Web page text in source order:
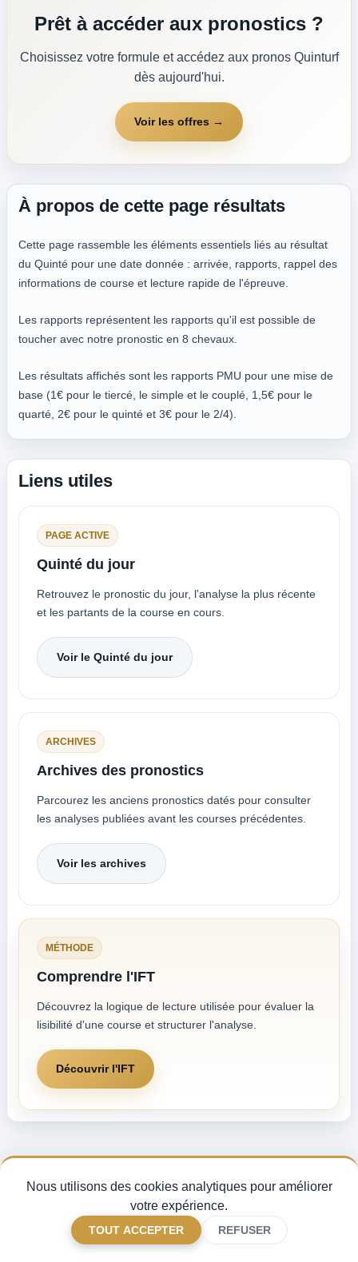
Prêt à accéder aux pronostics ?
Choisissez votre formule et accédez aux pronos Quinturf
dès aujourd'hui.
Voir les offres →
À propos de cette page résultats
Cette page rassemble les éléments essentiels liés au résultat
du Quinté pour une date donnée : arrivée, rapports, rappel des
informations de course et lecture rapide de l'épreuve.
Les rapports représentent les rapports qu'il est possible de
toucher avec notre pronostic en 8 chevaux.
Les résultats affichés sont les rapports PMU pour une mise de
base (1€ pour le tiercé, le simple et le couplé, 1,5€ pour le
quarté, 2€ pour le quinté et 3€ pour le 2/4).
Liens utiles
PAGE ACTIVE
Quinté du jour
Retrouvez le pronostic du jour, l'analyse la plus récente
et les partants de la course en cours.
Voir le Quinté du jour
ARCHIVES
Archives des pronostics
Parcourez les anciens pronostics datés pour consulter
les analyses publiées avant les courses précédentes.
Voir les archives
MÉTHODE
Comprendre l'IFT
Découvrez la logique de lecture utilisée pour évaluer la
lisibilité d'une course et structurer l'analyse.
Découvrir l'IFT
Pronostics Quinté du jour, analyse des partants et indice de fiabilité turf —
pour miser avec méthode sur les courses PMU.
Gérer mes cookies
2026 Quinturf
Nous utilisons des cookies analytiques pour améliorer
votre expérience.
TOUT ACCEPTER REFUSER